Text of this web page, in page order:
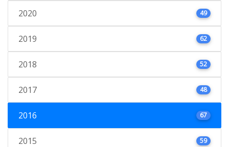
2020 49
2019 62
2018 52
2017 48
2016 67
2015 59